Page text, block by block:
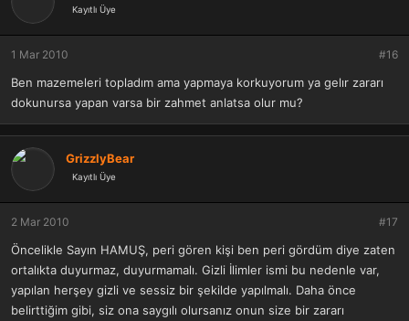
Kayıtlı Üye
1 Mar 2010 #16
Ben mazemeleri topladım ama yapmaya korkuyorum ya gelır zararı
dokunursa yapan varsa bir zahmet anlatsa olur mu?
GrizzlyBear
Kayıtlı Üye
2 Mar 2010 #17
Öncelikle Sayın HAMUŞ, peri gören kişi ben peri gördüm diye zaten
ortalıkta duyurmaz, duyurmamalı. Gizli İlimler ismi bu nedenle var,
yapılan herşey gizli ve sessiz bir şekilde yapılmalı. Daha önce
belirttiğim gibi, siz ona saygılı olursanız onun size bir zararı